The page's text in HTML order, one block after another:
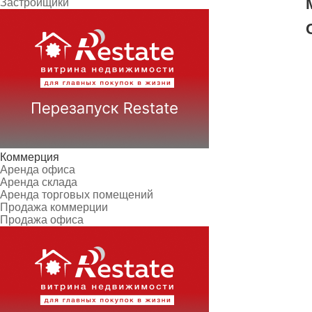
Застройщики
Коммерция
Аренда офиса
Аренда склада
Аренда торговых помещений
Продажа коммерции
Продажа офиса